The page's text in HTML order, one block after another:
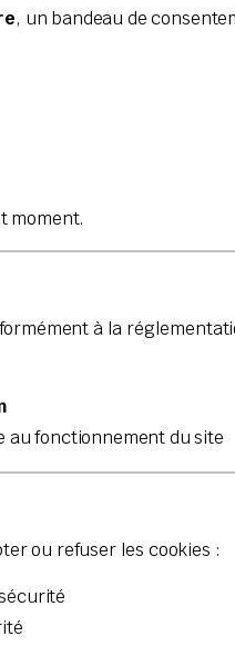
, un bandeau de
moment.
à la
au fonctionnement du site
ou refuser les cookies :